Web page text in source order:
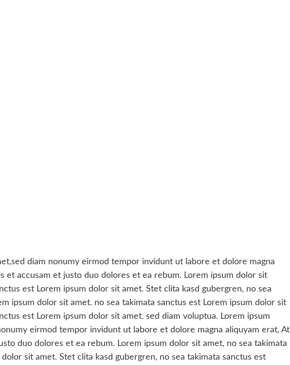
diam nonumy eirmod tempor invidunt ut labore et dolore magna
et accusam et justo duo dolores et ea rebum. Lorem ipsum dolor sit
est Lorem ipsum dolor sit amet. Stet clita kasd gubergren, no sea
ipsum dolor sit amet. no sea takimata sanctus est Lorem ipsum dolor sit
est Lorem ipsum dolor sit amet. sed diam voluptua. Lorem ipsum
eirmod tempor invidunt ut labore et dolore magna aliquyam erat, At
duo dolores et ea rebum. Lorem ipsum dolor sit amet, no sea takimata
sit amet. Stet clita kasd gubergren, no sea takimata sanctus est